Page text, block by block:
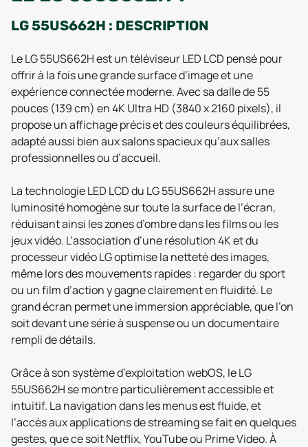
LG 55US662H : DESCRIPTION
Le LG 55US662H est un téléviseur LED LCD pensé pour
offrir à la fois une grande surface d’image et une
expérience connectée moderne. Avec sa dalle de 55
pouces (139 cm) en 4K Ultra HD (3840 x 2160 pixels), il
propose un affichage précis et des couleurs équilibrées,
adapté aussi bien aux salons spacieux qu’aux salles
professionnelles ou d’accueil.
La technologie LED LCD du LG 55US662H assure une
luminosité homogène sur toute la surface de l’écran,
réduisant ainsi les zones d’ombre dans les films ou les
jeux vidéo. L’association d’une résolution 4K et du
processeur vidéo LG optimise la netteté des images,
même lors des mouvements rapides : regarder du sport
ou un film d’action y gagne clairement en fluidité. Le
grand écran permet une immersion appréciable, que l’on
soit devant une série à suspense ou un documentaire
rempli de détails.
Grâce à son système d’exploitation webOS, le LG
55US662H se montre particulièrement accessible et
intuitif. La navigation dans les menus est fluide, et
l’accès aux applications de streaming se fait en quelques
gestes, que ce soit Netflix, YouTube ou Prime Video. À